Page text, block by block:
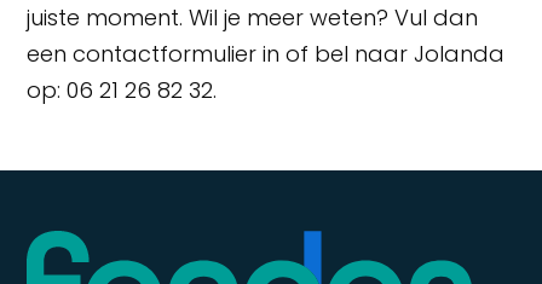
juiste moment. Wil je meer weten? Vul dan
een contactformulier in of bel naar Jolanda
op: 06 21 26 82 32.